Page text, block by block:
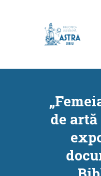
de
CATALOG
RESURSE
SERVICII
BLOG